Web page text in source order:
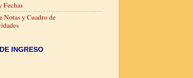
Fechas
Notas y Cuadro de
INGRESO